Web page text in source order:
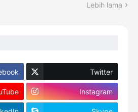
Lebih lama
Twitter
Instagram